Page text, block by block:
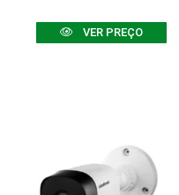
VER PREÇO